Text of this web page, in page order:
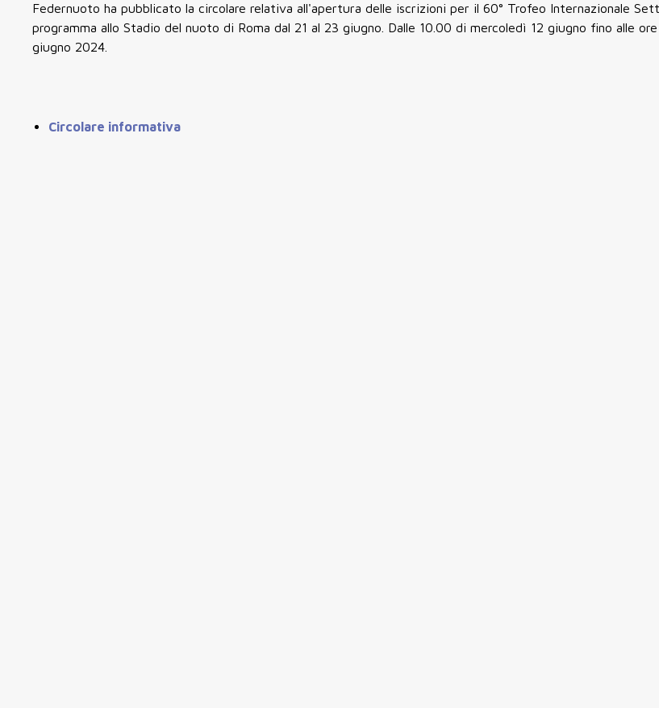
Federnuoto ha pubblicato la circolare relativa all'apertura delle iscrizioni per il 60° Trofeo Internazionale
programma allo Stadio del nuoto di Roma dal 21 al 23 giugno. Dalle 10.00 di mercoledì 12 giugno fino alle
giugno 2024.
Circolare informativa